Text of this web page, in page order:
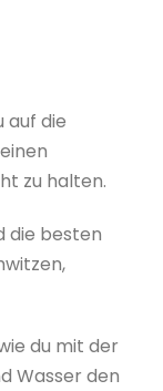
auf die
zu halten.
die besten
du mit der
Wasser den